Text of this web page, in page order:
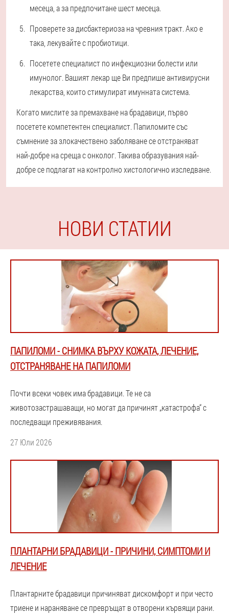
месеца, а за предпочитане шест месеца.
Проверете за дисбактериоза на чревния тракт. Ако е
така, лекувайте с пробиотици.
Посетете специалист по инфекциозни болести или
имунолог. Вашият лекар ще Ви предпише антивирусни
лекарства, които стимулират имунната система.
Когато мислите за премахване на брадавици, първо
посетете компетентен специалист. Папиломите със
съмнение за злокачествено заболяване се отстраняват
най-добре на среща с онколог. Такива образувания най-
добре се подлагат на контролно хистологично изследване.
НОВИ СТАТИИ
ПАПИЛОМИ - СНИМКА ВЪРХУ КОЖАТА, ЛЕЧЕНИЕ,
ОТСТРАНЯВАНЕ НА ПАПИЛОМИ
Почти всеки човек има брадавици. Те не са
животозастрашаващи, но могат да причинят „катастрофа“ с
последващи преживявания.
27 Юли 2026
ПЛАНТАРНИ БРАДАВИЦИ - ПРИЧИНИ, СИМПТОМИ И
ЛЕЧЕНИЕ
Плантарните брадавици причиняват дискомфорт и при често
триене и нараняване се превръщат в отворени кървящи рани.